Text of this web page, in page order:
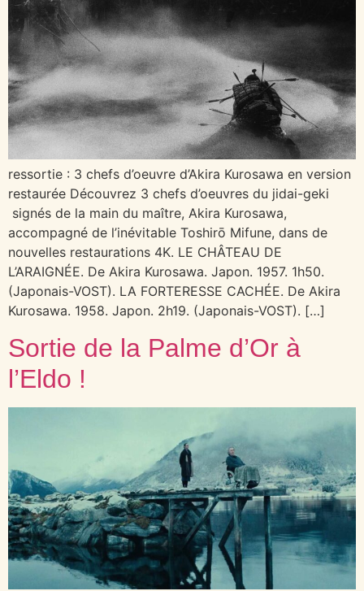
ressortie : 3 chefs d’oeuvre d’Akira Kurosawa en version
restaurée Découvrez 3 chefs d’oeuvres du jidai-geki
signés de la main du maître, Akira Kurosawa,
accompagné de l’inévitable Toshirō Mifune, dans de
nouvelles restaurations 4K. LE CHÂTEAU DE
L’ARAIGNÉE. De Akira Kurosawa. Japon. 1957. 1h50.
(Japonais-VOST). LA FORTERESSE CACHÉE. De Akira
Kurosawa. 1958. Japon. 2h19. (Japonais-VOST). […]
Sortie de la Palme d’Or à
l’Eldo !